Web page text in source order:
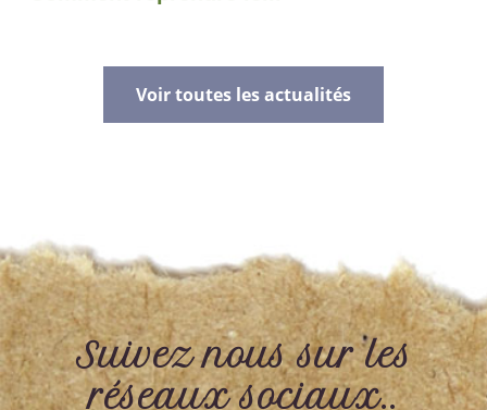
Voir toutes les actualités
Suivez nous sur les
réseaux sociaux..